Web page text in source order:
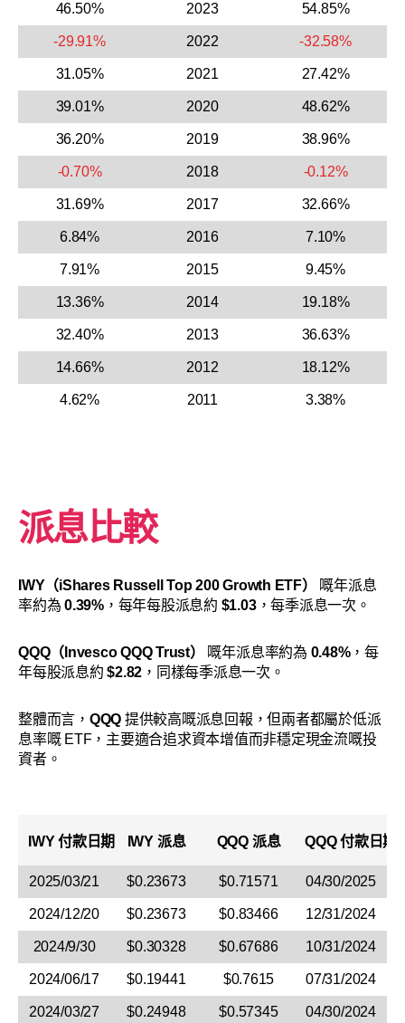
46.50% 2023 54.85%
-29.91% 2022 -32.58%
31.05% 2021 27.42%
39.01% 2020 48.62%
36.20% 2019 38.96%
-0.70% 2018 -0.12%
31.69% 2017 32.66%
6.84% 2016 7.10%
7.91% 2015 9.45%
13.36% 2014 19.18%
32.40% 2013 36.63%
14.66% 2012 18.12%
4.62% 2011 3.38%
派息比較
IWY（iShares Russell Top 200 Growth ETF）
嘅年派息
率約為0.39%，每年每股派息約 $1.03，每季派息一次。
QQQ（Invesco QQQ Trust） 嘅年派息率約為 0.48%，每
年每股派息約$2.82 ，同樣每季派息一次。
整體而言， QQQ 提供較高嘅派息回報，但兩者都屬於低派
息率嘅 ETF，主要適合追求資本增值而非穩定現金流嘅投
資者。
IWY 付款日期 IWY 派息 QQQ 派息 QQQ 付款日期
2025/03/21 $0.23673 $0.71571 04/30/2025
2024/12/20 $0.23673 $0.83466 12/31/2024
2024/9/30 $0.30328 $0.67686 10/31/2024
2024/06/17 $0.19441 $0.7615 07/31/2024
2024/03/27 $0.24948 $0.57345 04/30/2024